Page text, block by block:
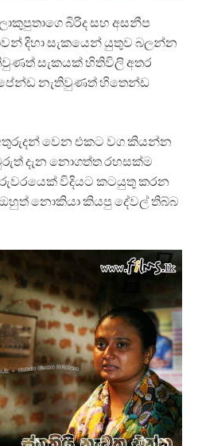
බිරිද සහ අසනීප
දිහා සැකයෙන් යුතුව බලන්න
සැකයක් හිතිවිලි අතර
නැතිවුණත් හිතෙන්ඩ
වෙන එකට වග කියන්න
දැන නොගත්ත රහසක්ම
විදියට කටයුතු කරන
නොකියා කියපු දේවල් තිබ්බ